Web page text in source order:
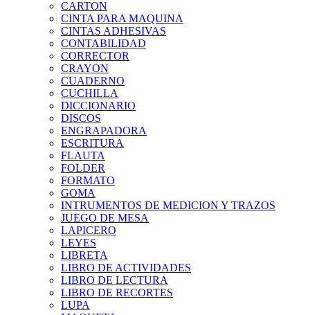
CARTON
CINTA PARA MAQUINA
CINTAS ADHESIVAS
CONTABILIDAD
CORRECTOR
CRAYON
CUADERNO
CUCHILLA
DICCIONARIO
DISCOS
ENGRAPADORA
ESCRITURA
FLAUTA
FOLDER
FORMATO
GOMA
INTRUMENTOS DE MEDICION Y TRAZOS
JUEGO DE MESA
LAPICERO
LEYES
LIBRETA
LIBRO DE ACTIVIDADES
LIBRO DE LECTURA
LIBRO DE RECORTES
LUPA